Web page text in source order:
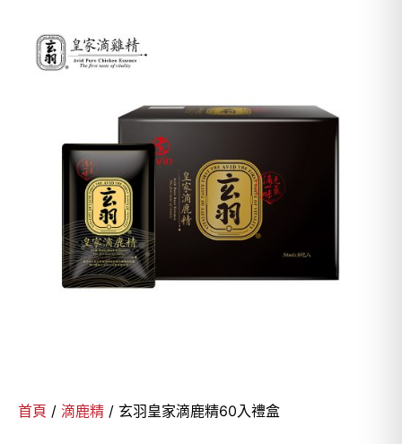
首頁 / 滴鹿精 / 玄羽皇家滴鹿精60入禮盒